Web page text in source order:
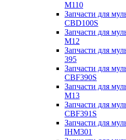
M110
Запчасти для
CBD100S
Запчасти для
M12
Запчасти для
395
Запчасти для
CBF390S
Запчасти для
M13
Запчасти для
CBF391S
Запчасти для
IHM301